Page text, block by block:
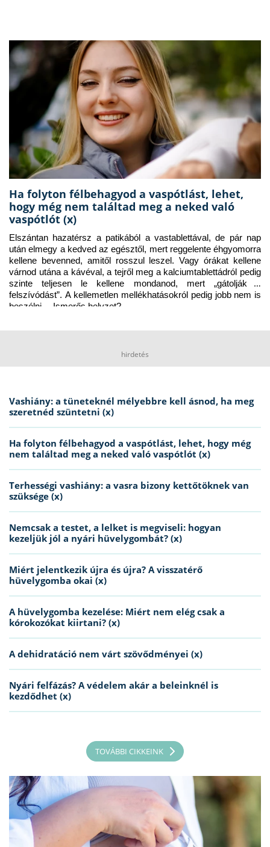
Ha folyton félbehagyod a vaspótlást, lehet,
hogy még nem találtad meg a neked való
vaspótlót (x)
Elszántan hazatérsz a patikából a vastablettával, de pár nap
után elmegy a kedved az egésztől, mert reggelente éhgyomorra
kellene bevenned, amitől rosszul leszel. Vagy órákat kellene
várnod utána a kávéval, a tejről meg a kalciumtablettádról pedig
szinte teljesen le kellene mondanod, mert „gátolják a
felszívódást”. A kellemetlen mellékhatásokról pedig jobb nem is
beszélni… Ismerős helyzet?
hirdetés
Vashiány: a tüneteknél mélyebbre kell ásnod, ha meg
szeretnéd szüntetni (x)
Ha folyton félbehagyod a vaspótlást, lehet, hogy még
nem találtad meg a neked való vaspótlót (x)
Terhességi vashiány: a vasra bizony kettőtöknek van
szüksége (x)
Nemcsak a testet, a lelket is megviseli: hogyan
kezeljük jól a nyári hüvelygombát? (x)
Miért jelentkezik újra és újra? A visszatérő
hüvelygomba okai (x)
A hüvelygomba kezelése: Miért nem elég csak a
kórokozókat kiirtani? (x)
A dehidratáció nem várt szövődményei (x)
Nyári felfázás? A védelem akár a beleinknél is
kezdődhet (x)
TOVÁBBI CIKKEINK